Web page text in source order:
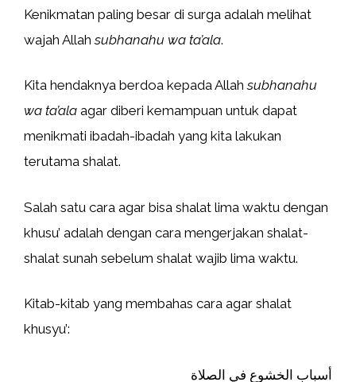
Kenikmatan paling besar di surga adalah melihat
wajah Allahsubhanahu wa ta’ala.
Kita hendaknya berdoa kepada Allahsubhanahu
wa ta’ala agar diberi kemampuan untuk dapat
menikmati ibadah-ibadah yang kita lakukan
terutama shalat.
Salah satu cara agar bisa shalat lima waktu dengan
khusu’ adalah dengan cara mengerjakan shalat-
shalat sunah sebelum shalat wajib lima waktu.
Kitab-kitab yang membahas cara agar shalat
khusyu’:
أسباب الخشوع في الصلاة